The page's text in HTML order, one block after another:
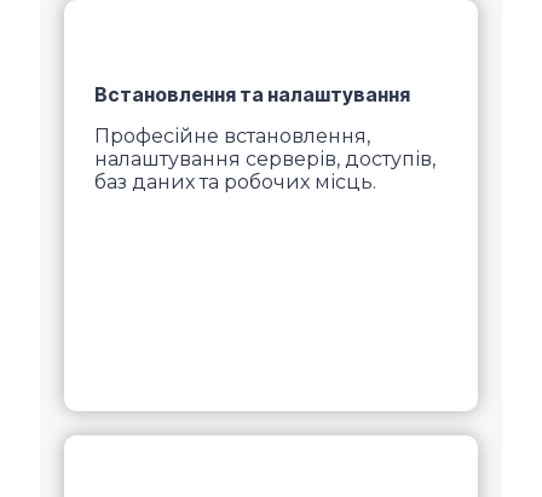
Встановлення та налаштування
Професійне встановлення,
налаштування серверів, доступів,
баз даних та робочих місць.